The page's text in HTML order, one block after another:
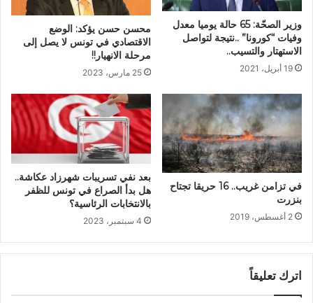
وزير الصحّة: 65 حالة يوميا معدل
وفيات “كورونا” ..نتيجة لتواصل
الاستهتار والتسيب..
19 أبريل، 2021
محسن حسن يؤكد: الوضع
الاقتصادي في تونس لا يصل إلى
مرحلة الانهيار!!
25 مارس، 2023
في تزامن غريب.. 16 حريقا تجتاح
بنزرت
2 أغسطس، 2019
بعد نفي تسريبات شهرزاد عكاشة..
هل بدأ الصراع في تونس للظفر
بالانتخابات الرئاسية؟
4 سبتمبر، 2023
اترك تعليقاً